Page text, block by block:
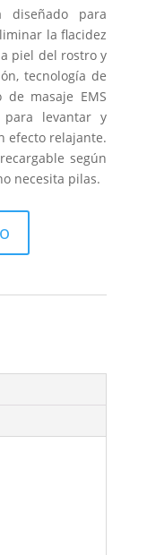
diseñado para
la flacidez
piel del rostro y
tecnología de
masaje EMS
para levantar y
efecto relajante.
según
necesita pilas.